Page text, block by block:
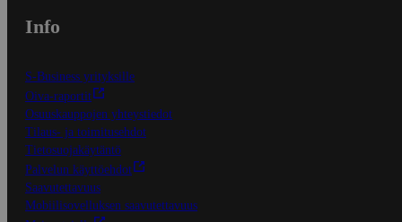
Info
S-Business yrityksille
Oiva-raportit
Osuuskauppojen yhteystiedot
Tilaus- ja toimitusehdot
Tietosuojakäytäntö
Palvelun käyttöehdot
Saavutettavuus
Mobiilisovelluksen saavutettavuus